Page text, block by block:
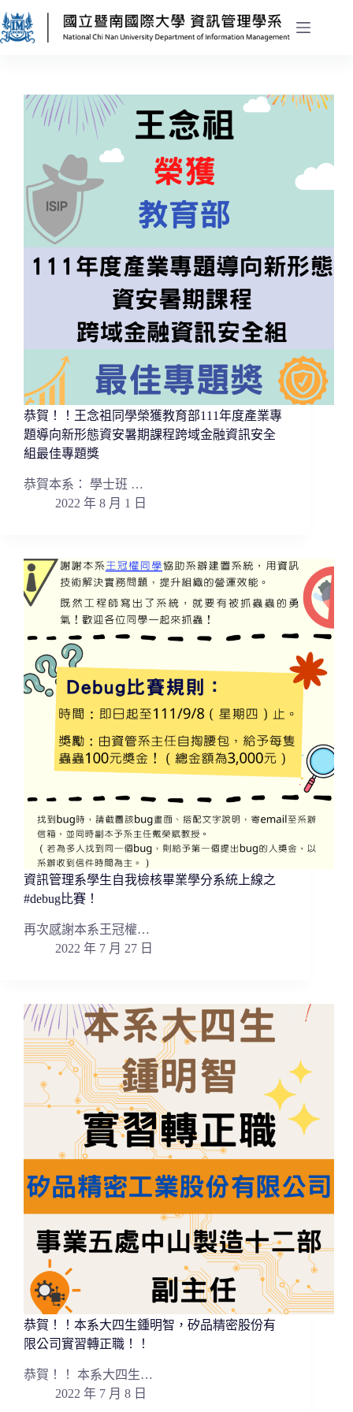
恭賀！！王念祖同學榮獲教育部111年度產業專
題導向新形態資安暑期課程跨域金融資訊安全
組最佳專題獎
恭賀本系： 學士班 …
2022 年 8 月 1 日
資訊管理系學生自我檢核畢業學分系統上線之
#debug比賽！
再次感謝本系王冠權…
2022 年 7 月 27 日
恭賀！！本系大四生鍾明智，矽品精密股份有
限公司實習轉正職！！
恭賀！！ 本系大四生…
2022 年 7 月 8 日